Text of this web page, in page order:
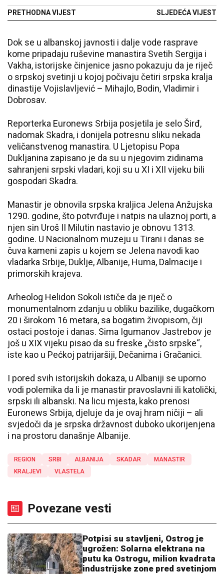
PRETHODNA VIJEST SLJEDEĆA VIJEST
Dok se u albanskoj javnosti i dalje vode rasprave
kome pripadaju ruševine manastira Svetih Sergija i
Vakha, istorijske činjenice jasno pokazuju da je riječ
o srpskoj svetinji u kojoj počivaju četiri srpska kralja
dinastije Vojislavljević – Mihajlo, Bodin, Vladimir i
Dobrosav.
Reporterka Euronews Srbija posjetila je selo Širđ,
nadomak Skadra, i donijela potresnu sliku nekada
veličanstvenog manastira. U Ljetopisu Popa
Dukljanina zapisano je da su u njegovim zidinama
sahranjeni srpski vladari, koji su u XI i XII vijeku bili
gospodari Skadra.
Manastir je obnovila srpska kraljica Jelena Anžujska
1290. godine, što potvrđuje i natpis na ulaznoj porti, a
njen sin Uroš II Milutin nastavio je obnovu 1313.
godine. U Nacionalnom muzeju u Tirani i danas se
čuva kameni zapis u kojem se Jelena navodi kao
vladarka Srbije, Duklje, Albanije, Huma, Dalmacije i
primorskih krajeva.
Arheolog Helidon Sokoli ističe da je riječ o
monumentalnom zdanju u obliku bazilike, dugačkom
20 i širokom 16 metara, sa bogatim živopisom, čiji
ostaci postoje i danas. Sima Igumanov Jastrebov je
još u XIX vijeku pisao da su freske „čisto srpske“,
iste kao u Pećkoj patrijaršiji, Dečanima i Gračanici.
I pored svih istorijskih dokaza, u Albaniji se uporno
vodi polemika da li je manastir pravoslavni ili katolički,
srpski ili albanski. Na licu mjesta, kako prenosi
Euronews Srbija, djeluje da je ovaj hram ničiji – ali
svjedoči da je srpska državnost duboko ukorijenjena
i na prostoru današnje Albanije.
REGION SRBI ALBANIJA SKADAR
MANASTIR
KRALJEVI
VLASTELA
Povezane vesti
Potpisi su stavljeni, Ostrog je
ugrožen: Solarna elektrana na
putu ka Ostrogu, milion kvadrata
industrijske zone pred svetinjom